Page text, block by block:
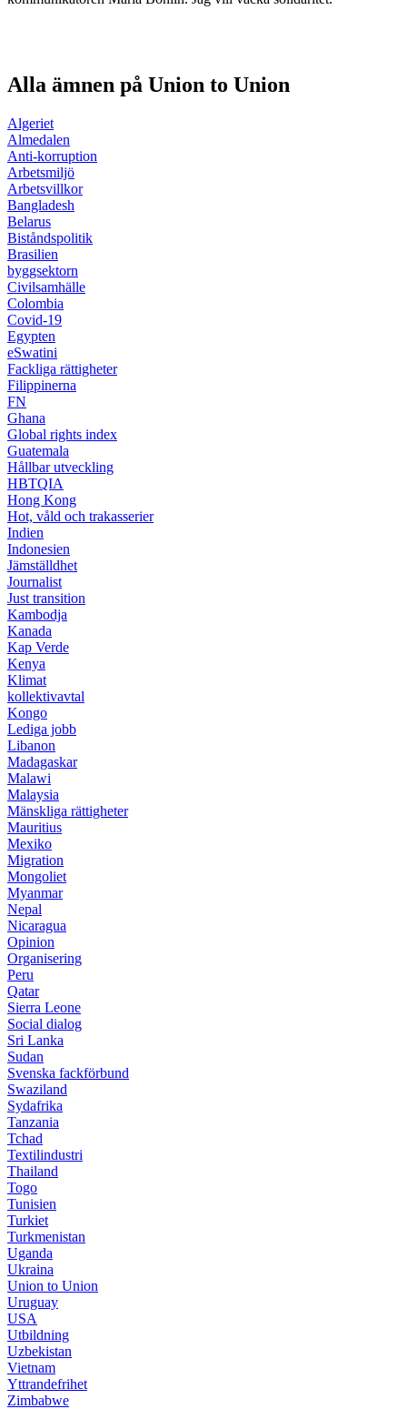
Alla ämnen på Union to Union
Algeriet
Almedalen
Anti-korruption
Arbetsmiljö
Arbetsvillkor
Bangladesh
Belarus
Biståndspolitik
Brasilien
byggsektorn
Civilsamhälle
Colombia
Covid-19
Egypten
eSwatini
Fackliga rättigheter
Filippinerna
FN
Ghana
Global rights index
Guatemala
Hållbar utveckling
HBTQIA
Hong Kong
Hot, våld och trakasserier
Indien
Indonesien
Jämställdhet
Journalist
Just transition
Kambodja
Kanada
Kap Verde
Kenya
Klimat
kollektivavtal
Kongo
Lediga jobb
Libanon
Madagaskar
Malawi
Malaysia
Mänskliga rättigheter
Mauritius
Mexiko
Migration
Mongoliet
Myanmar
Nepal
Nicaragua
Opinion
Organisering
Peru
Qatar
Sierra Leone
Social dialog
Sri Lanka
Sudan
Svenska fackförbund
Swaziland
Sydafrika
Tanzania
Tchad
Textilindustri
Thailand
Togo
Tunisien
Turkiet
Turkmenistan
Uganda
Ukraina
Union to Union
Uruguay
USA
Utbildning
Uzbekistan
Vietnam
Yttrandefrihet
Zimbabwe